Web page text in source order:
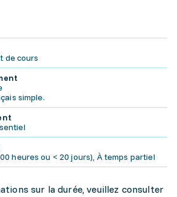
de cours
simple.
heures ou < 20 jours), À temps partiel
sur la durée, veuillez consulter